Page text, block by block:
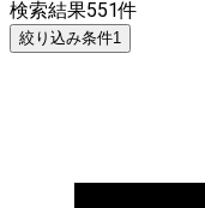
検索結果551件
絞り込み条件1